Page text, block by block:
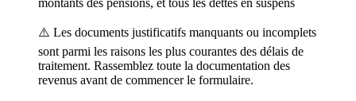
montants des pensions, et tous les dettes en suspens
⚠️ Les documents justificatifs manquants ou incomplets
sont parmi les raisons les plus courantes des délais de
traitement. Rassemblez toute la documentation des
revenus avant de commencer le formulaire.